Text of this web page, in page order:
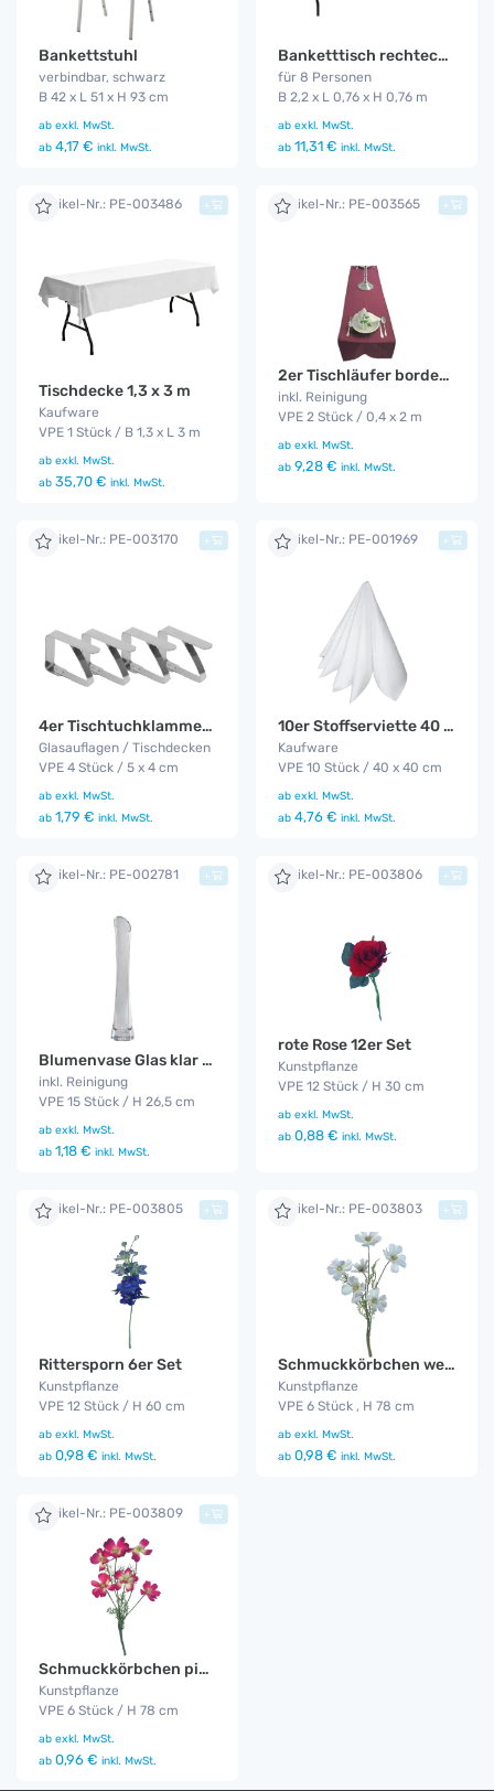
Bankettstuhl
verbindbar, schwarz
B 42 x L 51 x H 93 cm
ab exkl. MwSt.
ab 4,17 € inkl. MwSt.
Banketttisch rechteckig 2,2 m
für 8 Personen
B 2,2 x L 0,76 x H 0,76 m
ab exkl. MwSt.
ab 11,31 € inkl. MwSt.
Artikel-Nr.: PE-003486
Tischdecke 1,3 x 3 m
Kaufware
VPE 1 Stück / B 1,3 x L 3 m
ab exkl. MwSt.
ab 35,70 € inkl. MwSt.
+ Artikel-Nr.: PE-003565
2er Tischläufer bordeaux
inkl. Reinigung
VPE 2 Stück / 0,4 x 2 m
ab exkl. MwSt.
ab 9,28 € inkl. MwSt.
+
Artikel-Nr.: PE-003170
4er Tischtuchklammer Set
Glasauflagen / Tischdecken
VPE 4 Stück / 5 x 4 cm
ab exkl. MwSt.
ab 1,79 € inkl. MwSt.
+ Artikel-Nr.: PE-001969
10er Stoffserviette 40 x 40
Kaufware
VPE 10 Stück / 40 x 40 cm
ab exkl. MwSt.
ab 4,76 € inkl. MwSt.
+
Artikel-Nr.: PE-002781
Blumenvase Glas klar 15er Set
inkl. Reinigung
VPE 15 Stück / H 26,5 cm
ab exkl. MwSt.
ab 1,18 € inkl. MwSt.
+ Artikel-Nr.: PE-003806
rote Rose 12er Set
Kunstpflanze
VPE 12 Stück / H 30 cm
ab exkl. MwSt.
ab 0,88 € inkl. MwSt.
+
Artikel-Nr.: PE-003805
Rittersporn 6er Set
Kunstpflanze
VPE 12 Stück / H 60 cm
ab exkl. MwSt.
ab 0,98 € inkl. MwSt.
+ Artikel-Nr.: PE-003803
Schmuckkörbchen weiß 6er Set
Kunstpflanze
VPE 6 Stück , H 78 cm
ab exkl. MwSt.
ab 0,98 € inkl. MwSt.
+
Artikel-Nr.: PE-003809
Schmuckkörbchen pink 6er Set
Kunstpflanze
VPE 6 Stück / H 78 cm
ab exkl. MwSt.
ab 0,96 € inkl. MwSt.
+